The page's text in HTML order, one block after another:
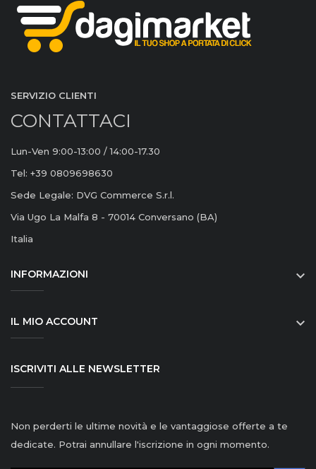
SERVIZIO CLIENTI
CONTATTACI
Lun-Ven 9:00-13:00 / 14:00-17.30
Tel: +39 0809698630
Sede Legale: DVG Commerce S.r.l.
Via Ugo La Malfa 8 - 70014 Conversano (BA)
Italia
INFORMAZIONI 
IL MIO ACCOUNT 
ISCRIVITI ALLE NEWSLETTER
Non perderti le ultime novità e le vantaggiose offerte a te
dedicate. Potrai annullare l'iscrizione in ogni momento.